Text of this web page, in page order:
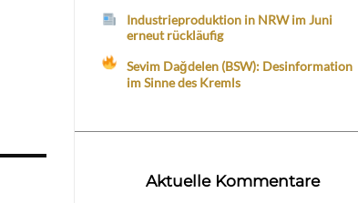
Industrieproduktion in NRW im Juni
erneut rückläufig
Sevim Dağdelen (BSW): Desinformation
im Sinne des Kremls
Aktuelle Kommentare